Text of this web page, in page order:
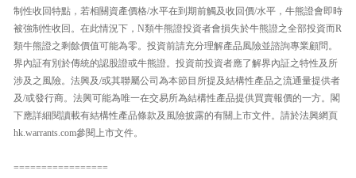
制性收回特點，若相關資產價格/水平在到期前觸及收回價/水平，牛熊證會即時
被強制性收回。在此情況下，N類牛熊證投資者會損失於牛熊證之全部投資而R
類牛熊證之剩餘價值可能為零。投資前請充分理解產品風險並諮詢專業顧問。
界內証有別於傳統的認股證或牛熊證。投資前投資者應了解界內証之特性及所
涉及之風險。法興及/或其聯屬公司為本節目所提及結構性產品之流通量提供者
及/或發行商。法興可能為唯一在交易所為結構性產品提供買賣報價的一方。閣
下應詳細閱讀載有結構性產品條款及風險披露的有關上市文件。請於法興網頁
hk.warrants.com參閱上市文件。
=================